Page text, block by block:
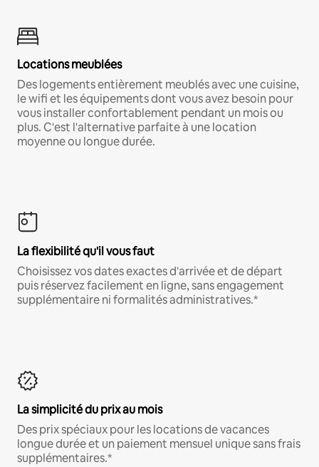
Locations meublées
Des logements entièrement meublés avec une cuisine,
le wifi et les équipements dont vous avez besoin pour
vous installer confortablement pendant un mois ou
plus. C'est l'alternative parfaite à une location
moyenne ou longue durée.
La flexibilité qu'il vous faut
Choisissez vos dates exactes d'arrivée et de départ
puis réservez facilement en ligne, sans engagement
supplémentaire ni formalités administratives.*
La simplicité du prix au mois
Des prix spéciaux pour les locations de vacances
longue durée et un paiement mensuel unique sans frais
supplémentaires.*